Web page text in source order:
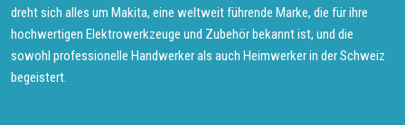
dreht sich alles um Makita, eine weltweit führende Marke, die für ihre
hochwertigen Elektrowerkzeuge und Zubehör bekannt ist, und die
sowohl professionelle Handwerker als auch Heimwerker in der Schweiz
begeistert.